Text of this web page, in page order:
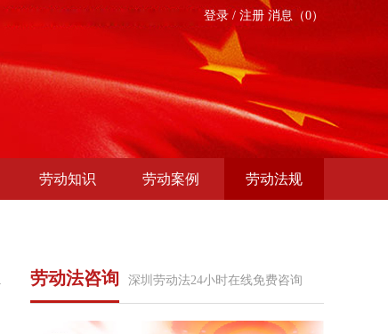
登录 / 注册 消息（0）
劳动知识 劳动案例 劳动法规
劳动法咨询 深圳劳动法24小时在线免费咨询